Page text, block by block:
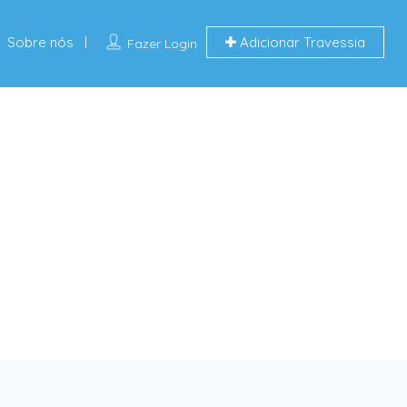
Fazer Login Adicionar Travessia
Sobre nós